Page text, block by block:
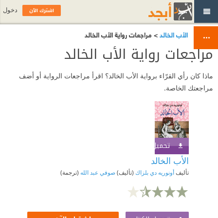
الأب الخالد> مراجعات رواية الأب الخالد
مراجعات رواية الأب الخالد
ماذا كان رأي القرّاء برواية الأب الخالد؟ اقرأ مراجعات الرواية أو أضف
مراجعتك الخاصة.
تحميل الكتاب
الأب الخالد
تأليفأونوريه دي بلزاك (تأليف)صوفي عبد الله (ترجمة)
اشترك الآن دخول